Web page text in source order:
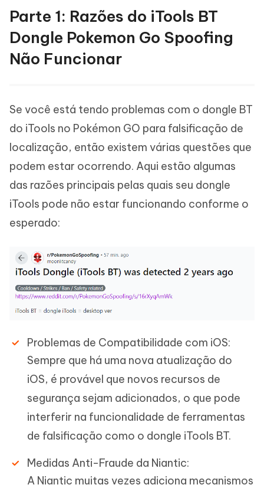
Parte 1: Razões do iTools BT
Dongle Pokemon Go Spoofing
Não Funcionar
Se você está tendo problemas com o dongle BT
do iTools no Pokémon GO para falsificação de
localização, então existem várias questões que
podem estar ocorrendo. Aqui estão algumas
das razões principais pelas quais seu dongle
iTools pode não estar funcionando conforme o
esperado:
Problemas de Compatibilidade com iOS:
Sempre que há uma nova atualização do
iOS, é provável que novos recursos de
segurança sejam adicionados, o que pode
interferir na funcionalidade de ferramentas
de falsificação como o dongle iTools BT.
Medidas Anti-Fraude da Niantic:
A Niantic muitas vezes adiciona mecanismos